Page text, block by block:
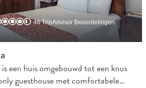
46 TripAdvisor Beoordelingen
een huis omgebouwd tot een knus
guesthouse met comfortabele…